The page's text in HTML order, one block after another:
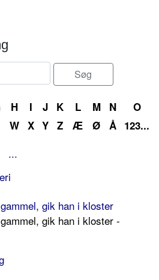
H I J K L M N
O
W X Y Z Æ Ø Å 123...
...
gik han i kloster
gik han i kloster -